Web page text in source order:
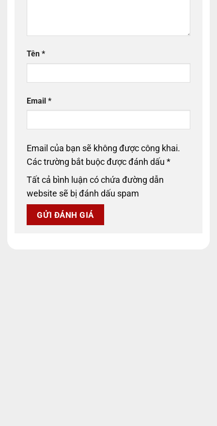
Tên *
Email *
Email của bạn sẽ không được công khai.
Các trường bắt buộc được đánh dấu *
Tất cả bình luận có chứa đường dẫn
website sẽ bị đánh dấu spam